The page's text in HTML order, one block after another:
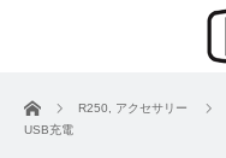
ホーム R250 アクセサリー
USB充電